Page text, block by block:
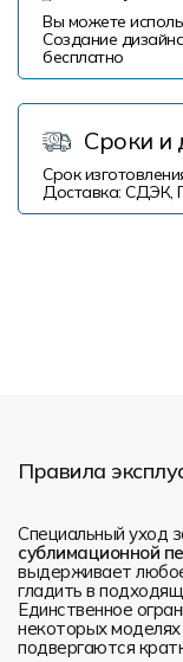
Вы можете
Создание
бесплатно
Сроки и
Срок
Доставка: СДЭК,
Правила
Специальный уход
сублимационной
выдерживает
гладить в
Единственное
некоторых
подвергаются